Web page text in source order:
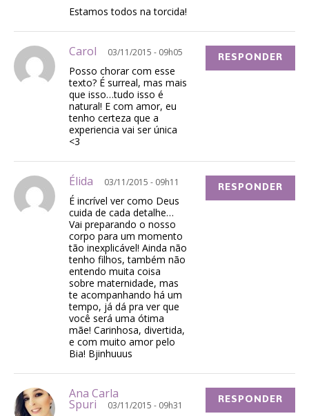
Estamos todos na torcida!
Carol 03/11/2015 - 09h05
Posso chorar com esse
texto? É surreal, mas mais
que isso…tudo isso é
natural! E com amor, eu
tenho certeza que a
experiencia vai ser única
<3
RESPONDER
Élida 03/11/2015 - 09h11
É incrível ver como Deus
cuida de cada detalhe…
Vai preparando o nosso
corpo para um momento
tão inexplicável! Ainda não
tenho filhos, também não
entendo muita coisa
sobre maternidade, mas
te acompanhando há um
tempo, já dá pra ver que
você será uma ótima
mãe! Carinhosa, divertida,
e com muito amor pelo
Bia! Bjinhuuus
RESPONDER
Ana Carla
Spuri 03/11/2015 - 09h31 RESPONDER